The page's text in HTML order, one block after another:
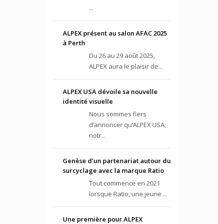
...
ALPEX présent au salon AFAC 2025
à Perth
Du 26 au 29 août 2025,
ALPEX aura le plaisir de...
ALPEX USA dévoile sa nouvelle
identité visuelle
Nous sommes fiers
d’annoncer qu’ALPEX USA,
notr...
Genèse d’un partenariat autour du
surcyclage avec la marque Ratio
Tout commence en 2021
lorsque Ratio, une jeune ...
Une première pour ALPEX